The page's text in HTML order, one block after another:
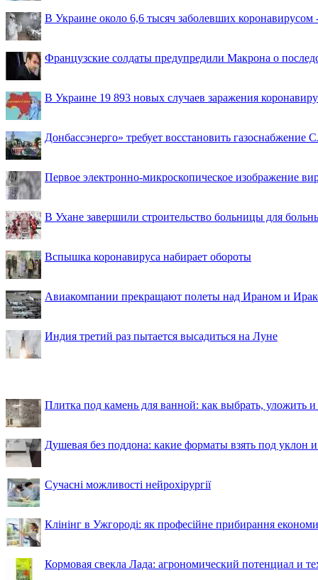
В Украине около 6,6 тысяч заболевших коронавирусом
Французские солдаты предупредили Макрона о
В Украине 19 893 новых случаев заражения
Донбассэнерго» требует восстановить газоснабжение
Первое электронно-микроскопическое изображение
В Ухане завершили строительство больницы для
Вспышка коронавируса набирает обороты
Авиакомпании прекращают полеты над Ираном и
Индия третий раз пытается высадиться на Луне
Плитка под камень для ванной: как выбрать, уложить
Душевая без поддона: какие форматы взять под уклон
Сучасні можливості нейрохірургії
Клінінг в Ужгороді: як професійне прибирання
Кормовая свекла Лада: агрономический потенциал и